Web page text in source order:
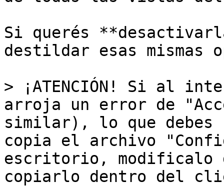
Si querés
destildar esas mismas
> ¡ATENCIÓN! Si al
arroja un error de
similar), lo que
copia el archivo
escritorio, modificalo
copiarlo dentro del